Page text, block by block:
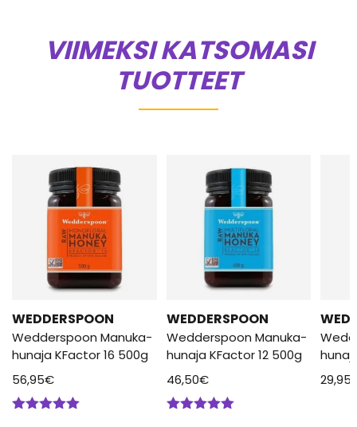
VIIMEKSI KATSOMASI
TUOTTEET
WEDDERSPOON
Wedderspoon Manuka-
hunaja KFactor 16 500g
56,95€
WEDDERSPOON
Wedderspoon Manuka-
hunaja KFactor 12 500g
46,50€
29,95